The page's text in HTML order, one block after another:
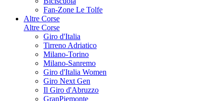
Fan-Zone Le Tolfe
Altre Corse
Altre Corse
Giro d'Italia
Tirreno Adriatico
Milano-Torino
Milano-Sanremo
Giro d'Italia Women
Giro Next Gen
Il Giro d'Abruzzo
GranPiemonte